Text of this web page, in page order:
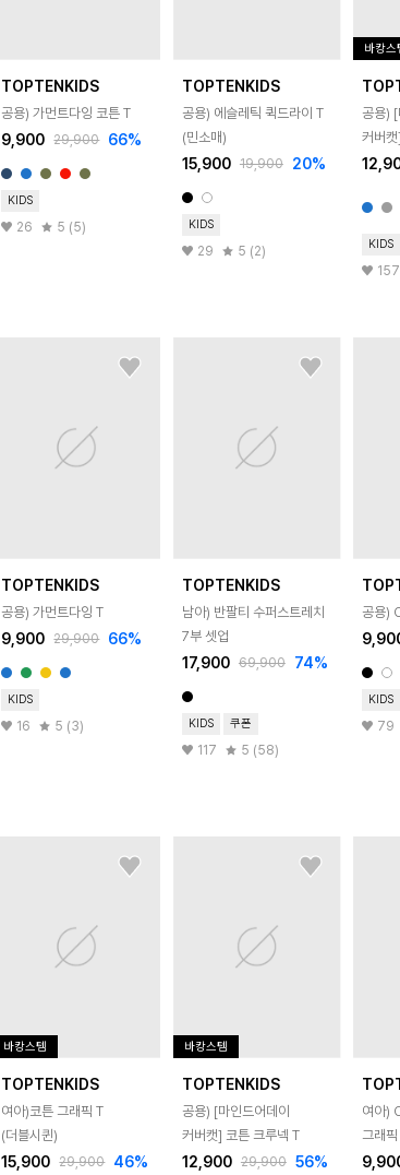
TOPTENKIDS
공용) 가먼트다잉 코튼 T
9,900 29,900 66%
KIDS
26 5 (5)
TOPTENKIDS
공용) 에슬레틱 퀵드라이 T
(민소매)
15,900 19,900 20%
KIDS
29 5 (2)
바캉스
공용) [
커버
KIDS
157
TOPTENKIDS
공용) 가먼트다잉 T
9,900 29,900 66%
KIDS
16 5 (3)
TOPTENKIDS
남아) 반팔티 수퍼스트레치
7부 셋업
17,900 69,900 74%
KIDS 쿠폰
117 5 (58)
공용)
KIDS
79
바캉스템
TOPTENKIDS
여아)코튼 그래픽 T
(더블시퀸)
15,900 29,900 46%
바캉스템
TOPTENKIDS
공용) [마인드어데이
커버캣] 코튼 크루넥 T
12,900 29,900 56%
여아)
그래